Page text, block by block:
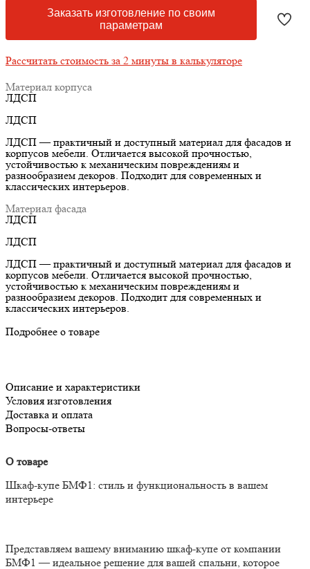
Заказать изготовление по своим
параметрам
Рассчитать стоимость за 2 минуты в калькуляторе
Материал корпуса
ЛДСП
ЛДСП
ЛДСП — практичный и доступный материал для фасадов и
корпусов мебели. Отличается высокой прочностью,
устойчивостью к механическим повреждениям и
разнообразием декоров. Подходит для современных и
классических интерьеров.
Материал фасада
ЛДСП
ЛДСП
ЛДСП — практичный и доступный материал для фасадов и
корпусов мебели. Отличается высокой прочностью,
устойчивостью к механическим повреждениям и
разнообразием декоров. Подходит для современных и
классических интерьеров.
Подробнее о товаре
Описание и характеристики
Условия изготовления
Доставка и оплата
Вопросы-ответы
О товаре
Шкаф-купе БМФ1: стиль и функциональность в вашем
интерьере
Представляем вашему вниманию шкаф-купе от компании
БМФ1 — идеальное решение для вашей спальни, которое